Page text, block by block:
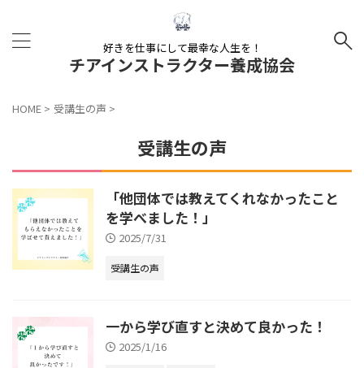
好きを仕事にして最幸な人生を！
チアインストラクター養成協会
HOME > 受講生の声 >
受講生の声
「他団体では教えてくれなかったこと
を学べました！」
2025/7/31
受講生の声
一から学び直すと決めて良かった！
2025/1/16